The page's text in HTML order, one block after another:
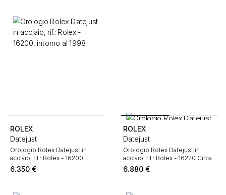
ROLEX
Datejust
Orologio Rolex Datejust in
acciaio, rif.: Rolex - 16200,
intorno al 1998
6.350 €
ROLEX
Datejust
Orologio Rolex Datejust in
acciaio, rif.: Rolex - 16220 Circa
1988
6.880 €